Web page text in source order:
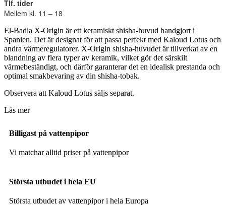
Tlf. tider
Mellem kl. 11 – 18
El-Badia X-Origin är ett keramiskt shisha-huvud handgjort i
Spanien. Det är designat för att passa perfekt med Kaloud Lotus och
andra värmeregulatorer. X-Origin shisha-huvudet är tillverkat av en
blandning av flera typer av keramik, vilket gör det särskilt
värmebeständigt, och därför garanterar det en idealisk prestanda och
optimal smakbevaring av din shisha-tobak.
Observera att Kaloud Lotus säljs separat.
Läs mer
Billigast på vattenpipor
Vi matchar alltid priser på vattenpipor
Största utbudet i hela EU
Största utbudet av vattenpipor i hela Europa